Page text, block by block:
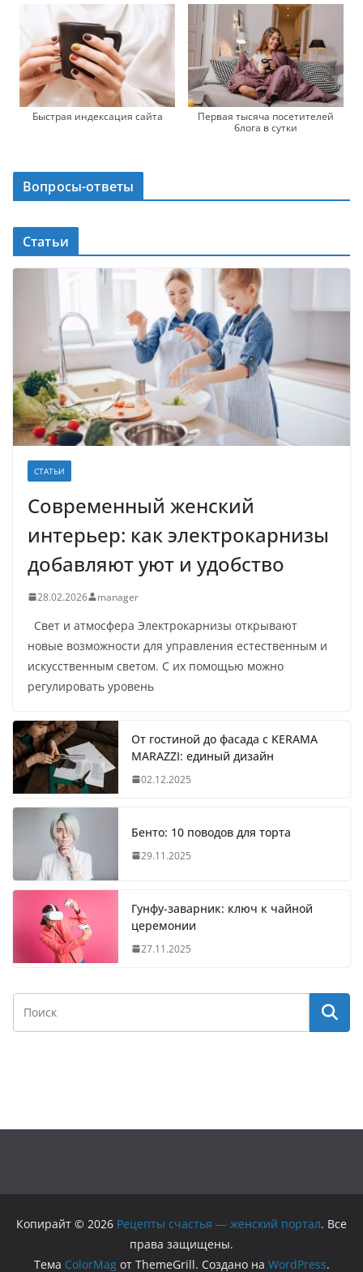
Быстрая индексация сайта
Первая тысяча посетителей
блога в сутки
Вопросы-ответы
Статьи
СТАТЬИ
Современный женский
интерьер: как электрокарнизы
добавляют уют и удобство
28.02.2026 manager
Свет и атмосфера Электрокарнизы открывают
новые возможности для управления естественным и
искусственным светом. С их помощью можно
регулировать уровень
От гостиной до фасада с KERAMA
MARAZZI: единый дизайн
02.12.2025
Бенто: 10 поводов для торта
29.11.2025
Гунфу-заварник: ключ к чайной
церемонии
27.11.2025
Копирайт © 2026 Рецепты счастья — женский портал. Все
права защищены.
Тема ColorMagот ThemeGrill. Создано на WordPress.